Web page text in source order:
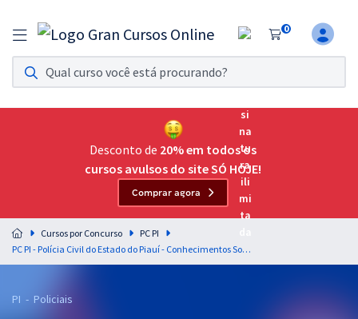
0
Assinatura Ilimitada 11
Acesso a todos os cursos. Teste grátis por 7 dias!
Assinatura OAB Até Passar
Acesso ilimitado a toda preparação para o Exame da
Residências Multiprofissionais
Preparação completa e intensiva para as principais
residências em saúde do Brasil
Desconto de 20% em todos os
cursos avulsos do site SÓ HOJE!
Comprar agora
Cursos por Concurso
PC PI
PC PI - Polícia Civil do Estado do Piauí - Conhecimentos Sobre o Estado do Piauí para o Cargo de Oficial Investigador - Professores: Admilson Costa & Júlio Santos
PI - Policiais